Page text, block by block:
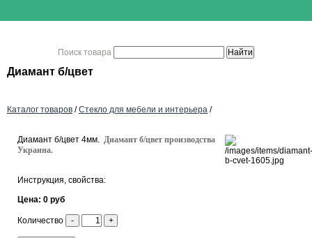
Поиск товара
Диамант б/цвет
Каталог товаров /Стекло для мебели и интерьера /
Диамант б/цвет 4мм. Диамант б/цвет производства
Украина.
Инструкция, свойства:
Цена: 0 руб
Количество - +